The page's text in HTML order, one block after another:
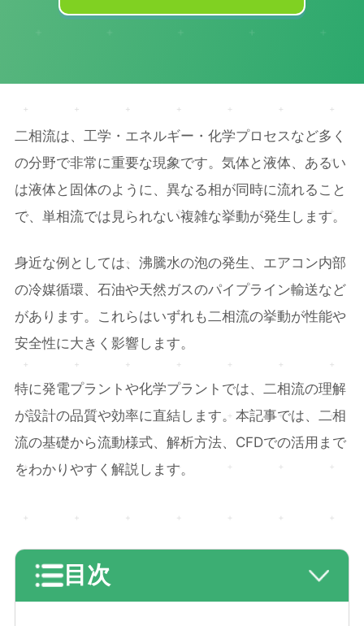
二相流は、工学・エネルギー・化学プロセスなど多く
の分野で非常に重要な現象です。気体と液体、あるい
は液体と固体のように、異なる相が同時に流れること
で、単相流では見られない複雑な挙動が発生します。
身近な例としては、沸騰水の泡の発生、エアコン内部
の冷媒循環、石油や天然ガスのパイプライン輸送など
があります。これらはいずれも二相流の挙動が性能や
安全性に大きく影響します。
特に発電プラントや化学プラントでは、二相流の理解
が設計の品質や効率に直結します。本記事では、二相
流の基礎から流動様式、解析方法、CFDでの活用まで
をわかりやすく解説します。
目次